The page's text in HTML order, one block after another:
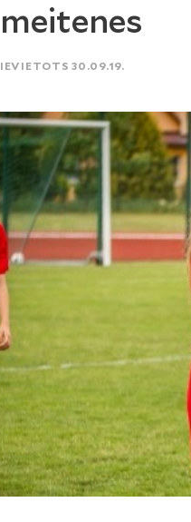
meitenes
IEVIETOTS 30.09.19.